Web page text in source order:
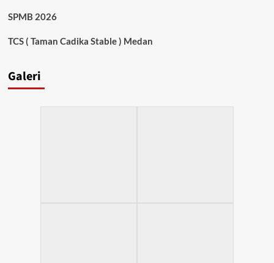
SPMB 2026
TCS ( Taman Cadika Stable ) Medan
Galeri